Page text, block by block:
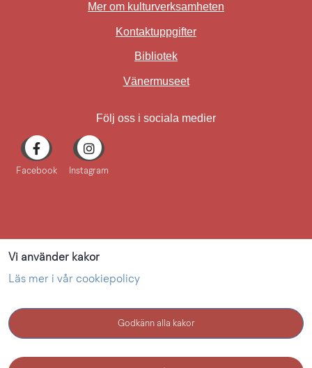
Vi använder kakor
Läs mer i vår cookiepolicy
Godkänn alla kakor
Mer om kulturverksamheten
Kontaktuppgifter
Bibliotek
VänermuseetLänk till annan
Följ oss i sociala medier
Facebook Instagram